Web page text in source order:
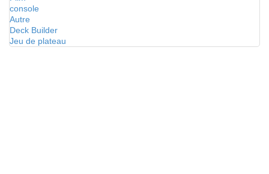
console
Autre
Deck Builder
Jeu de plateau